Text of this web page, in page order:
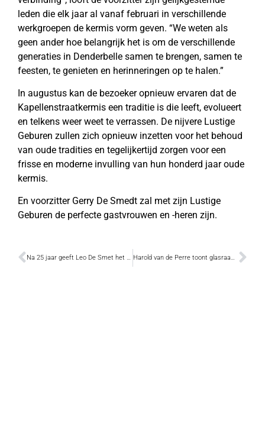
leden die elk jaar al vanaf februari in verschillende
werkgroepen de kermis vorm geven. “We weten als
geen ander hoe belangrijk het is om de verschillende
generaties in Denderbelle samen te brengen, samen te
feesten, te genieten en herinneringen op te halen.”
In augustus kan de bezoeker opnieuw ervaren dat de
Kapellenstraatkermis een traditie is die leeft, evolueert
en telkens weer weet te verrassen. De nijvere Lustige
Geburen zullen zich opnieuw inzetten voor het behoud
van oude tradities en tegelijkertijd zorgen voor een
frisse en moderne invulling van hun honderd jaar oude
kermis.
En voorzitter Gerry De Smedt zal met zijn Lustige
Geburen de perfecte gastvrouwen en -heren zijn.
Na 25 jaar geeft Leo De Smet het dirigeerstokje door Harold van de Perre toont glasraamkunst in Onze-Lieve-Vrouwekerk